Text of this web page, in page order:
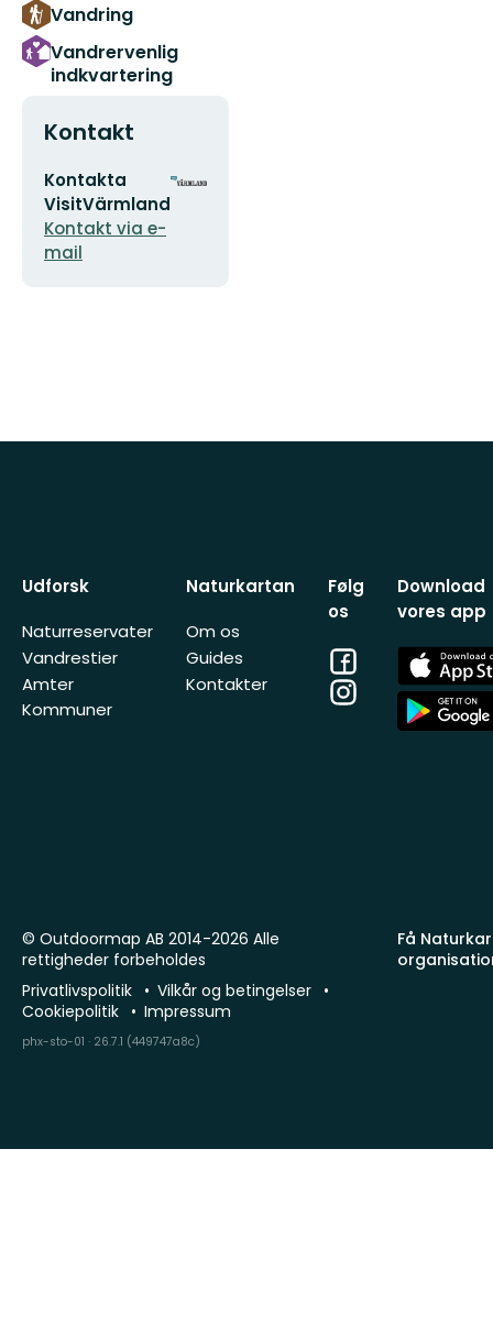
Vandring
Vandrervenlig
indkvartering
Kontakt
E-
mailadresse
Kontakta
VisitVärmland
Kontakt via e-
mail
Organisationens
Udforsk
Naturreservater
Vandrestier
Amter
Kommuner
Naturkartan
Om os
Guides
Kontakter
Følg
os
Facebook
Instagram
Download
vores app
App
Store
App
Store
Få
© Outdoormap AB 2014-2026 Alle
rettigheder forbeholdes
Privatlivspolitik
Vilkår og betingelser
Cookiepolitik
Impressum
phx-sto-01 · 26.7.1 (449747a8c)